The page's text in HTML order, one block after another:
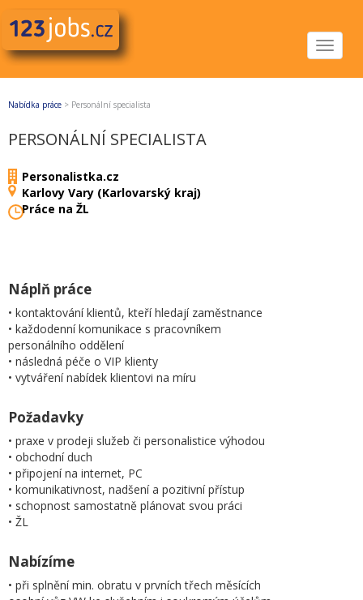
Toggle
Nabídka práce > Personální specialista
PERSONÁLNÍ SPECIALISTA
Personalistka.cz
Karlovy Vary (Karlovarský kraj)
Práce na ŽL
Náplň práce
• kontaktování klientů, kteří hledají zaměstnance
• každodenní komunikace s pracovníkem
personálního oddělení
• následná péče o VIP klienty
• vytváření nabídek klientovi na míru
Požadavky
• praxe v prodeji služeb či personalistice výhodou
• obchodní duch
• připojení na internet, PC
• komunikativnost, nadšení a pozitivní přístup
• schopnost samostatně plánovat svou práci
• ŽL
Nabízíme
• při splnění min. obratu v prvních třech měsících